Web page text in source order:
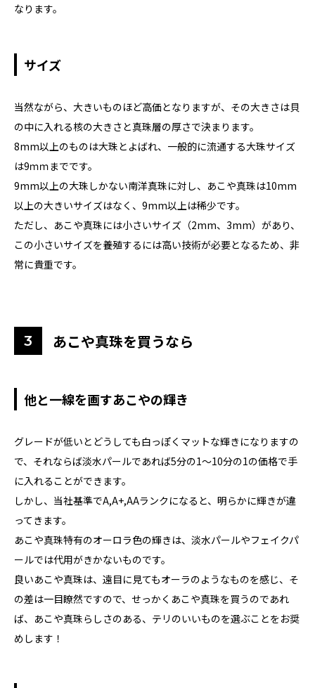
なります。
サイズ
当然ながら、大きいものほど高価となりますが、その大きさは貝
の中に入れる核の大きさと真珠層の厚さで決まります。
8mm以上のものは大珠とよばれ、一般的に流通する大珠サイズ
は9ｍｍまでです。
9mm以上の大珠しかない南洋真珠に対し、あこや真珠は10mm
以上の大きいサイズはなく、9mm以上は稀少です。
ただし、あこや真珠には小さいサイズ（2mm、3mm）があり、
この小さいサイズを養殖するには高い技術が必要となるため、非
常に貴重です。
あこや真珠を買うなら
他と一線を画すあこやの輝き
グレードが低いとどうしても白っぽくマットな輝きになりますの
で、それならば淡水パールであれば5分の1〜10分の1の価格で手
に入れることができます。
しかし、当社基準でA,A+,AAランクになると、明らかに輝きが違
ってきます。
あこや真珠特有のオーロラ色の輝きは、淡水パールやフェイクパ
ールでは代用がきかないものです。
良いあこや真珠は、遠目に見てもオーラのようなものを感じ、そ
の差は一目瞭然ですので、せっかくあこや真珠を買うのであれ
ば、あこや真珠らしさのある、テリのいいものを選ぶことをお奨
めします！